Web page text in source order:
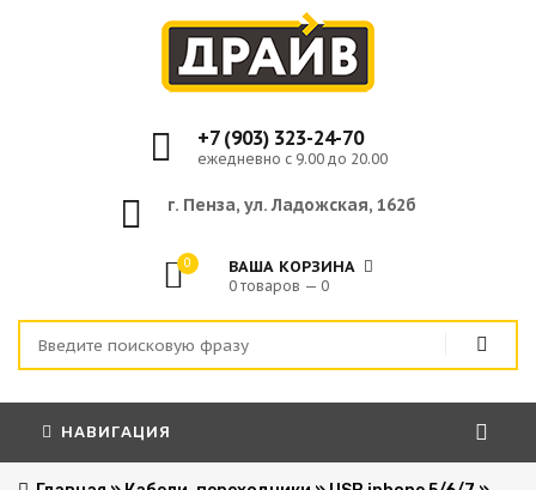
+7 (903) 323-24-70
ежедневно с 9.00 до 20.00
г. Пенза, ул. Ладожская, 162б
0 ВАША КОРЗИНА
0 товаров — 0
НАВИГАЦИЯ